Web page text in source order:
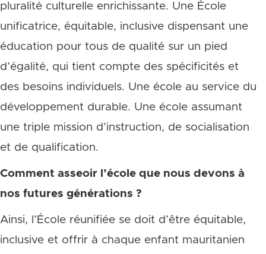
pluralité culturelle enrichissante. Une École
unificatrice, équitable, inclusive dispensant une
éducation pour tous de qualité sur un pied
d’égalité, qui tient compte des spécificités et
des besoins individuels. Une école au service du
développement durable. Une école assumant
une triple mission d’instruction, de socialisation
et de qualification.
Comment asseoir l’école que nous devons à
nos futures générations ?
Ainsi, l’École réunifiée se doit d’être équitable,
inclusive et offrir à chaque enfant mauritanien